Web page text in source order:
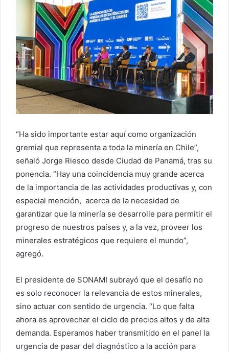
“Ha sido importante estar aquí como organización
gremial que representa a toda la minería en Chile”,
señaló Jorge Riesco desde Ciudad de Panamá, tras su
ponencia. “Hay una coincidencia muy grande acerca
de la importancia de las actividades productivas y, con
especial mención, acerca de la necesidad de
garantizar que la minería se desarrolle para permitir el
progreso de nuestros países y, a la vez, proveer los
minerales estratégicos que requiere el mundo”,
agregó.
El presidente de SONAMI subrayó que el desafío no
es solo reconocer la relevancia de estos minerales,
sino actuar con sentido de urgencia. “Lo que falta
ahora es aprovechar el ciclo de precios altos y de alta
demanda. Esperamos haber transmitido en el panel la
urgencia de pasar del diagnóstico a la acción para